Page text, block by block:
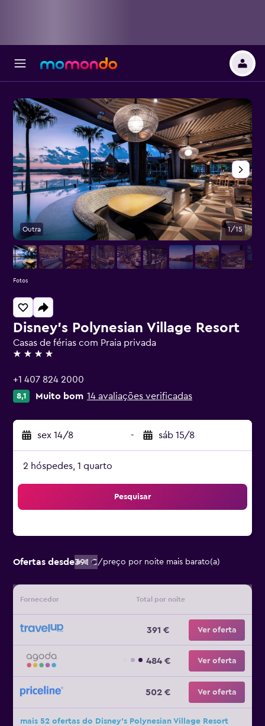
Disney's Polynesian Village Resort
Casas de férias com Praia privada
4 estrelas
+1 407 824 2000
8,1 Muito bom 14 avaliações verificadas
sex 14/8 - sáb 15/8
2 hóspedes, 1 quarto
Pesquisar
Ofertas desde391 €/preço por noite mais barato(a)
Fornecedor Total por noite
391 € Ver oferta
484 € Ver oferta
502 € Ver oferta
mais 52 ofertas do Disney's Polynesian Village Resort
Outra 1/15
Fotos